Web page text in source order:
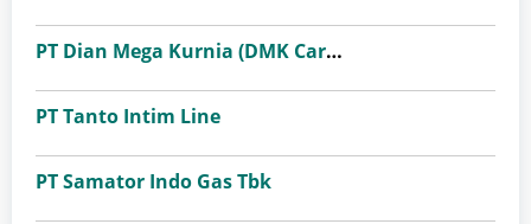
PT Dian Mega Kurnia (DMK Cargo)
PT Tanto Intim Line
PT Samator Indo Gas Tbk